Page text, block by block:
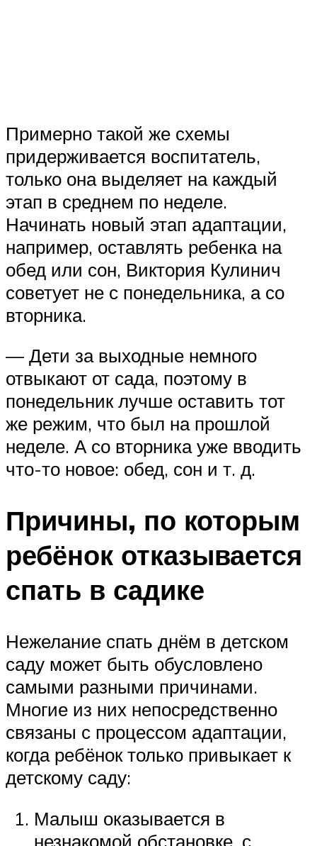
Примерно такой же схемы
придерживается воспитатель,
только она выделяет на каждый
этап в среднем по неделе.
Начинать новый этап адаптации,
например, оставлять ребенка на
обед или сон, Виктория Кулинич
советует не с понедельника, а со
вторника.
— Дети за выходные немного
отвыкают от сада, поэтому в
понедельник лучше оставить тот
же режим, что был на прошлой
неделе. А со вторника уже вводить
что-то новое: обед, сон и т. д.
Причины, по которым
ребёнок отказывается
спать в садике
Нежелание спать днём в детском
саду может быть обусловлено
самыми разными причинами.
Многие из них непосредственно
связаны с процессом адаптации,
когда ребёнок только привыкает к
детскому саду:
Малыш оказывается в
незнакомой обстановке, с